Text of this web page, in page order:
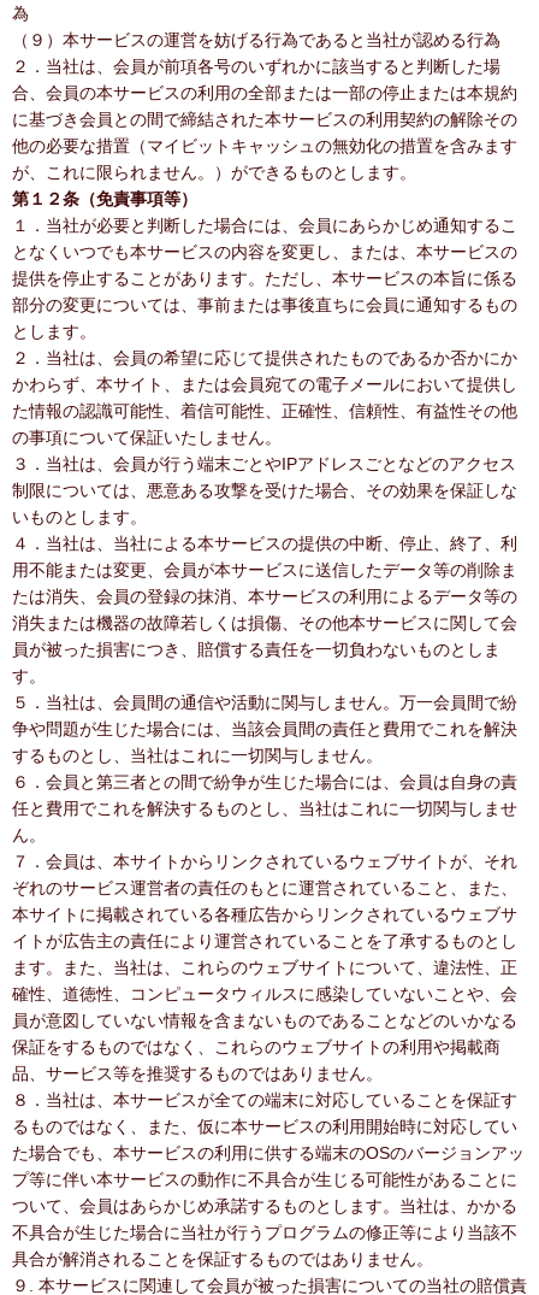
為
（９）本サービスの運営を妨げる行為であると当社が認める行為
２．当社は、会員が前項各号のいずれかに該当すると判断した場
合、会員の本サービスの利用の全部または一部の停止または本規約
に基づき会員との間で締結された本サービスの利用契約の解除その
他の必要な措置（マイビットキャッシュの無効化の措置を含みます
が、これに限られません。）ができるものとします。
第１２条（免責事項等）
１．当社が必要と判断した場合には、会員にあらかじめ通知するこ
となくいつでも本サービスの内容を変更し、または、本サービスの
提供を停止することがあります。ただし、本サービスの本旨に係る
部分の変更については、事前または事後直ちに会員に通知するもの
とします。
２．当社は、会員の希望に応じて提供されたものであるか否かにか
かわらず、本サイト、または会員宛ての電子メールにおいて提供し
た情報の認識可能性、着信可能性、正確性、信頼性、有益性その他
の事項について保証いたしません。
３．当社は、会員が行う端末ごとやIPアドレスごとなどのアクセス
制限については、悪意ある攻撃を受けた場合、その効果を保証しな
いものとします。
４．当社は、当社による本サービスの提供の中断、停止、終了、利
用不能または変更、会員が本サービスに送信したデータ等の削除ま
たは消失、会員の登録の抹消、本サービスの利用によるデータ等の
消失または機器の故障若しくは損傷、その他本サービスに関して会
員が被った損害につき、賠償する責任を一切負わないものとしま
す。
５．当社は、会員間の通信や活動に関与しません。万一会員間で紛
争や問題が生じた場合には、当該会員間の責任と費用でこれを解決
するものとし、当社はこれに一切関与しません。
６．会員と第三者との間で紛争が生じた場合には、会員は自身の責
任と費用でこれを解決するものとし、当社はこれに一切関与しませ
ん。
７．会員は、本サイトからリンクされているウェブサイトが、それ
ぞれのサービス運営者の責任のもとに運営されていること、また、
本サイトに掲載されている各種広告からリンクされているウェブサ
イトが広告主の責任により運営されていることを了承するものとし
ます。また、当社は、これらのウェブサイトについて、違法性、正
確性、道徳性、コンピュータウィルスに感染していないことや、会
員が意図していない情報を含まないものであることなどのいかなる
保証をするものではなく、これらのウェブサイトの利用や掲載商
品、サービス等を推奨するものではありません。
８．当社は、本サービスが全ての端末に対応していることを保証す
るものではなく、また、仮に本サービスの利用開始時に対応してい
た場合でも、本サービスの利用に供する端末のOSのバージョンアッ
プ等に伴い本サービスの動作に不具合が生じる可能性があることに
ついて、会員はあらかじめ承諾するものとします。当社は、かかる
不具合が生じた場合に当社が行うプログラムの修正等により当該不
具合が解消されることを保証するものではありません。
９. 本サービスに関連して会員が被った損害についての当社の賠償責